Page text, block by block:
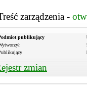
zarządzenia -
publikujący
zmian